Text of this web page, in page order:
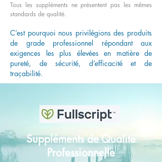
Tous les suppléments ne présentent pas les mêmes
standards de qualité.
C’est pourquoi nous privilégions des produits
de grade professionnel répondant aux
exigences les plus élevées en matière de
pureté, de sécurité, d’efficacité et de
traçabilité.
Suppléments de Qualité
Professionnelle